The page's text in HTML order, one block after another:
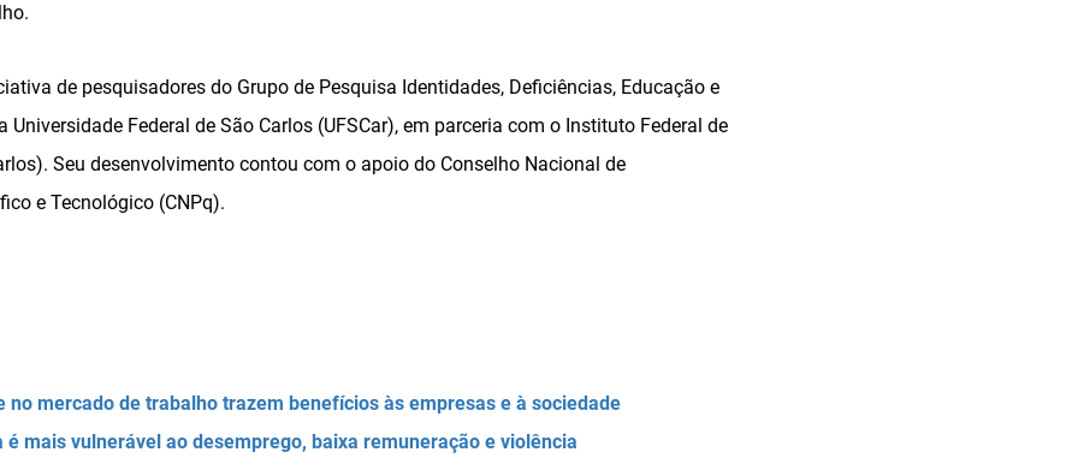
de pesquisadores do Grupo de Pesquisa Identidades, Deficiências, Educação e
Universidade Federal de São Carlos (UFSCar), em parceria com o Instituto Federal de
Seu desenvolvimento contou com o apoio do Conselho Nacional de
e Tecnológico (CNPq).
no mercado de trabalho trazem benefícios às empresas e à sociedade
mais vulnerável ao desemprego, baixa remuneração e violência